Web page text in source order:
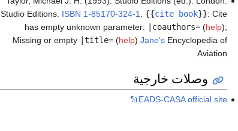
Studio Editions. ISBN 1-85170-324-1 {{cite book}}:Cite
has empty unknown parameter:
|coauthors= (help);
Missing or empty
|title= (help) Jane's Encyclopedia of
Aviation
وصلات خارجية
EADS-CASA official site